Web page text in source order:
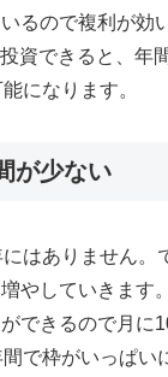
るので複利が効
資できると、年
になります。
が少ない
はありません。
やしていきます
できるので月に
で枠がいっぱい